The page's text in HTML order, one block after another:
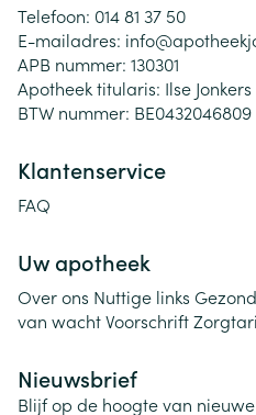
Telefoon: 014 81 37 50
E-mailadres: info@
APB nummer: 130301
Apotheek titularis: Ilse Jonkers
BTW nummer: BE0432046809
Klantenservice
FAQ
Uw apotheek
Over ons Nuttige links
van wachtVoorschrift
Nieuwsbrief
Blijf op de hoogte van